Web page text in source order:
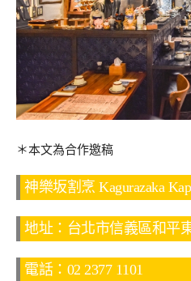
＊本文為合作邀稿
神樂坂割烹 Kagurazaka
地址：台北市信義區和平
電話：02 2377 1101